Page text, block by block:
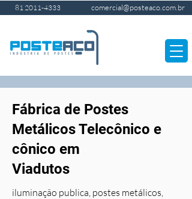
81 2011-4333 comercial@posteaco.com.br
Fábrica de Postes
Metálicos Telecônico e
cônico em
Viadutos
iluminação publica, postes metálicos,